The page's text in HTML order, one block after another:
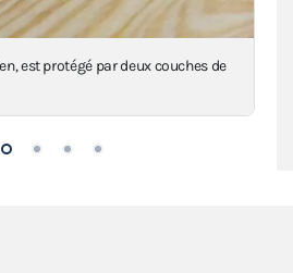
est protégé par deux couches de